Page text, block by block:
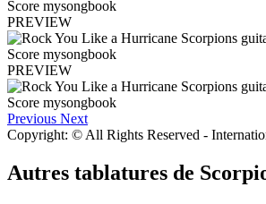
PREVIEW
PREVIEW
Previous Next
Copyright: © All Rights Reserved -
Autres tablatures de